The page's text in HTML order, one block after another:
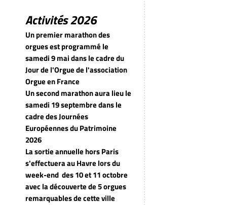
Activités 2026
Un premier marathon des
orgues est programmé le
samedi 9 mai dans le cadre du
Jour de l'Orgue de l'association
Orgue en France
Un second marathon aura lieu le
samedi 19 septembre dans le
cadre des Journées
Européennes du Patrimoine
2026
La sortie annuelle hors Paris
s'effectuera au Havre lors du
week-end des 10 et 11 octobre
avec la découverte de 5 orgues
remarquables de cette ville